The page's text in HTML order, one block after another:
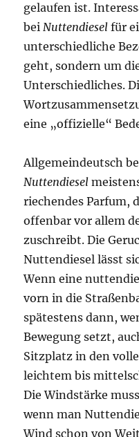
gelaufen ist.
beiNuttendiesel für
unterschiedliche
geht, sondern um
Unterschiedliches.
eine „offizielle“
Allgemeindeutsch
Nuttendiesel
riechendes Parfum,
offenbar vor allem
zuschreibt. Die
Nuttendiesel lässt
Wenn eine
vorn in die
spätestens dann,
Bewegung setzt,
Sitzplatz in den
leichtem bis
Die Windstärke
wenn man
Wind schon von